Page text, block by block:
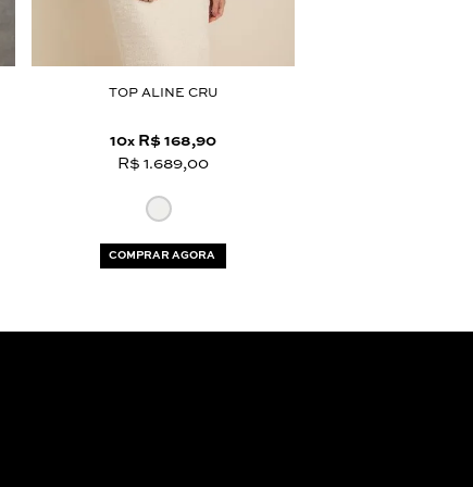
TOP ALINE CRU
10x R$ 168,90
R$ 1.689,00
COMPRAR AGORA